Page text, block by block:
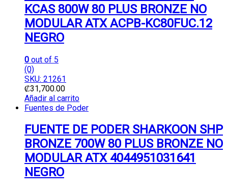
KCAS 800W 80 PLUS BRONZE NO
MODULAR ATX ACPB-KC80FUC.12
NEGRO
0 out of 5
(0)
SKU: 21261
₡31,700.00
Añadir al carrito
Fuentes de Poder
FUENTE DE PODER SHARKOON SHP
BRONZE 700W 80 PLUS BRONZE NO
MODULAR ATX 4044951031641
NEGRO